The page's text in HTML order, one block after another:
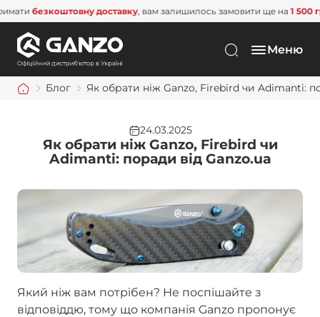
доставку, вам залишилось замовити ще на1 500 грн. Не
Меню
Блог Як обрати ніж Ganzo, Firebird чи Adimanti:
24.03.2025
Як обрати ніж Ganzo, Firebird чи
Adimanti: поради від Ganzo.ua
Який ніж вам потрібен? Не поспішайте з
відповіддю, тому що компанія Ganzo пропонує